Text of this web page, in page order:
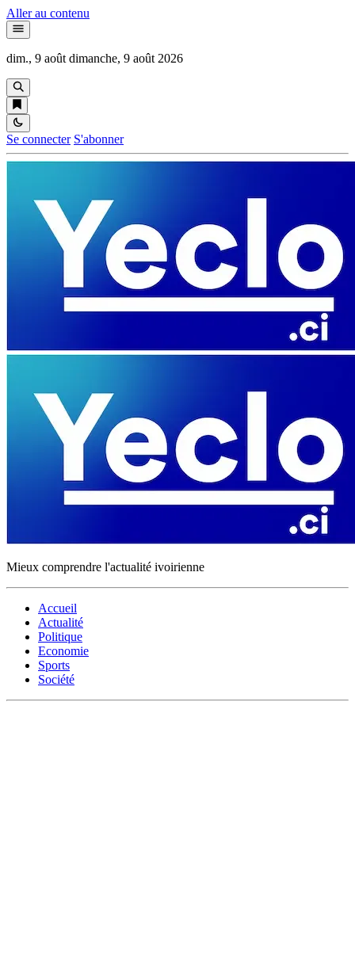
Aller au contenu
dim., 9 août dimanche, 9 août 2026
Se connecter S'abonner
Mieux comprendre l'actualité ivoirienne
Accueil
Actualité
Politique
Economie
Sports
Société